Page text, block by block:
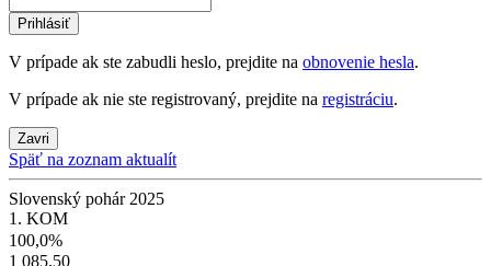
Prihlásiť
V prípade ak ste zabudli heslo, prejdite na obnovenie hesla.
V prípade ak nie ste registrovaný, prejdite na registráciu.
Zavri
Späť na zoznam aktualít
Slovenský pohár 2025
1. KOM
100,0%
1 085,50